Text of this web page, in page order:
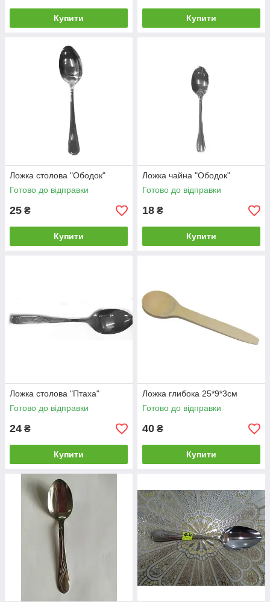
Купити Купити
Ложка столова "Ободок"
Готово до відправки
25 ₴
Купити
Ложка чайна "Ободок"
Готово до відправки
18 ₴
Купити
Ложка столова "Птаха"
Готово до відправки
24 ₴
Купити
Ложка глибока 25*9*3см
Готово до відправки
40 ₴
Купити